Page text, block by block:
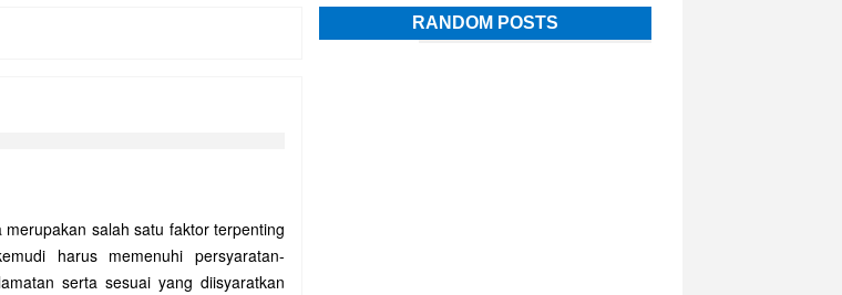
salah satu faktor terpenting
harus memenuhi persyaratan-
serta sesuai yang diisyaratkan
RANDOM POSTS